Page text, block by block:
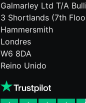
Galmarley Ltd T/A
3 Shortlands (7th
Hammersmith
Londres
W6 8DA
Reino Unido